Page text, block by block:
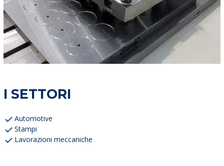
I SETTORI
Automotive
Stampi
Lavorazioni meccaniche